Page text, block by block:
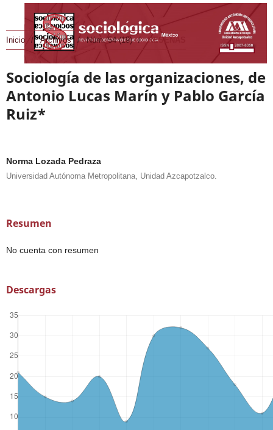
Inicio / Archivos / Núm. 54 (19) / RESEÑAS
Sociología de las organizaciones, de
Antonio Lucas Marín y Pablo García
Ruiz*
Norma Lozada Pedraza
Universidad Autónoma Metropolitana, Unidad Azcapotzalco.
Resumen
No cuenta con resumen
Descargas